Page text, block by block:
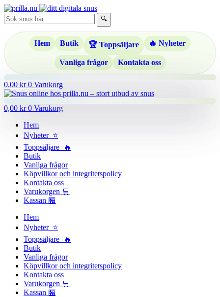
Hoppa
till
innehåll
🔍
Hem Butik 🏆 Toppsäljare 🔥 Nyheter
Vanliga frågor Kontakta oss
0,00 kr 0 Varukorg
0,00 kr 0 Varukorg
Hem
Nyheter ⭐
Toppsäljare 🔥
Butik
Vanliga frågor
Köpvillkor och integritetspolicy
Kontakta oss
Varukorgen 🛒
Kassan 🏪
Hem
Nyheter ⭐
Toppsäljare 🔥
Butik
Vanliga frågor
Köpvillkor och integritetspolicy
Kontakta oss
Varukorgen 🛒
Kassan 🏪